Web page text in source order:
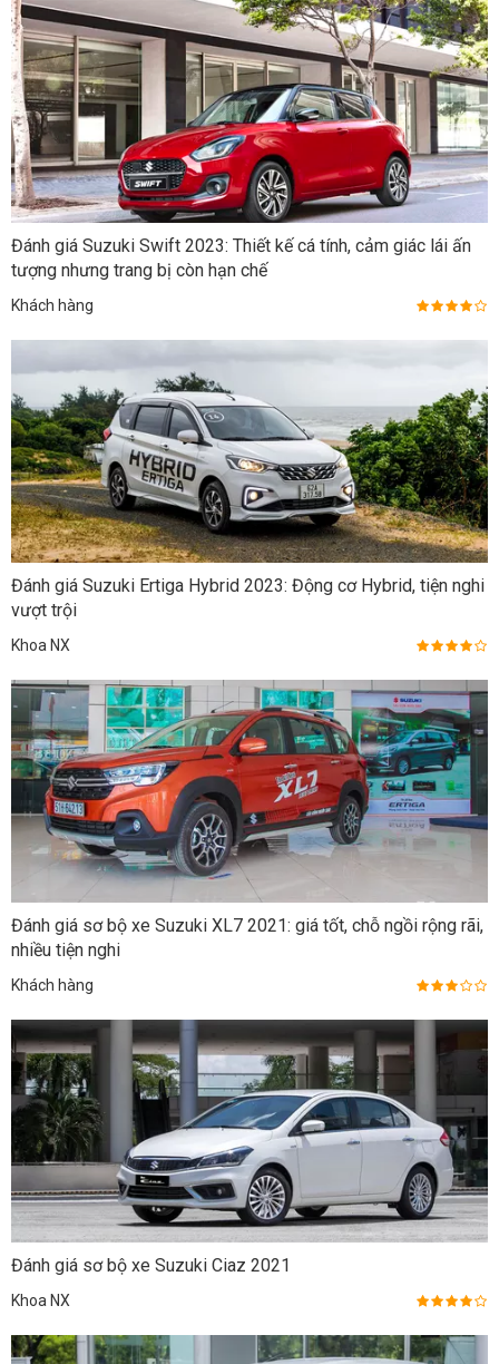
Đánh giá Suzuki Swift 2023: Thiết kế cá tính, cảm giác lái ấn
tượng nhưng trang bị còn hạn chế
Khách hàng
Đánh giá Suzuki Ertiga Hybrid 2023: Động cơ Hybrid, tiện nghi
vượt trội
Khoa NX
Đánh giá sơ bộ xe Suzuki XL7 2021: giá tốt, chỗ ngồi rộng rãi,
nhiều tiện nghi
Khách hàng
Đánh giá sơ bộ xe Suzuki Ciaz 2021
Khoa NX